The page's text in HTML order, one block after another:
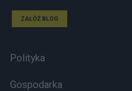
ZAŁÓŻ BLOG
Polityka
Gospodarka